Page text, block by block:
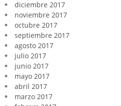
diciembre 2017
noviembre 2017
octubre 2017
septiembre 2017
agosto 2017
julio 2017
junio 2017
mayo 2017
abril 2017
marzo 2017